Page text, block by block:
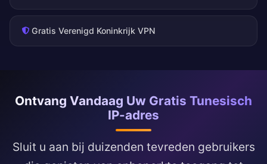
Gratis Verenigd Koninkrijk VPN
Ontvang Vandaag Uw Gratis Tunesisch
IP-adres
Sluit u aan bij duizenden tevreden gebruikers